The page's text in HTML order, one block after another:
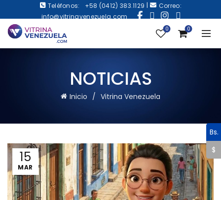
Teléfonos: +58 (0412) 383.1129 |
Correo:
info@vitrinavenezuela.com
0 0
NOTICIAS
Inicio Vitrina Venezuela
15
MAR
Bs.
$